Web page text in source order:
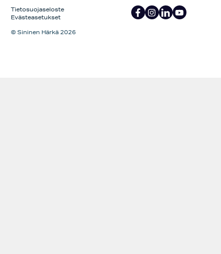
Tietosuojaseloste
Evästeasetukset
© Sininen Härkä 2026